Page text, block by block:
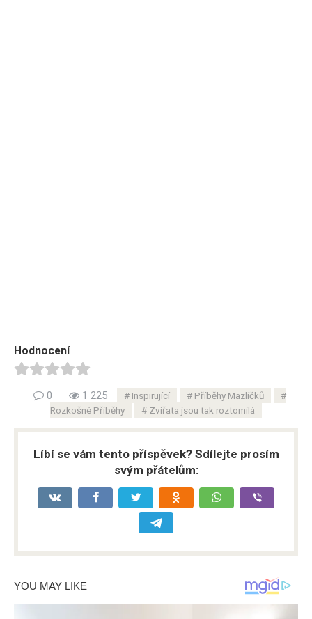
Hodnocení
0 1 225 Inspirující
Příběhy Mazlíčků
Rozkošné Příběhy
Zvířata jsou tak roztomilá
Líbí se vám tento příspěvek? Sdílejte prosím
svým přátelům: